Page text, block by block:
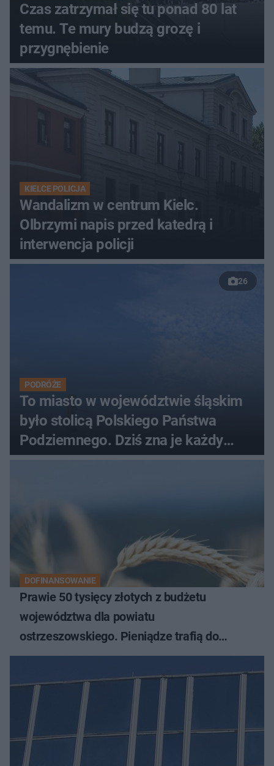
Czas zatrzymał się tu ponad 80 lat
temu. Te mury budzą grozę i
przygnębienie
KIELCE POLICJA
Wandalizm w centrum Kielc.
Olbrzymi napis przed katedrą i
interwencja policji
26
PODRÓŻE
To miasto w województwie śląskim
było stolicą Polskiego Państwa
Podziemnego. Dziś zna je każdy
pielgrzym
DOFINANSOWANIE
Prawie 50 tysięcy złotych z budżetu
województwa dla powiatu
ostrzeszowskiego. Pieniądze trafią do
czterech organizacji